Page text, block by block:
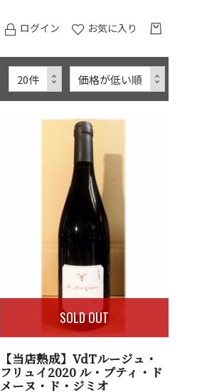
ログイン お気に入り
SOLD OUT
【当店熟成】VdTルージュ・
フリュイ2020 ル・プティ・ド
メーヌ・ド・ジミオ